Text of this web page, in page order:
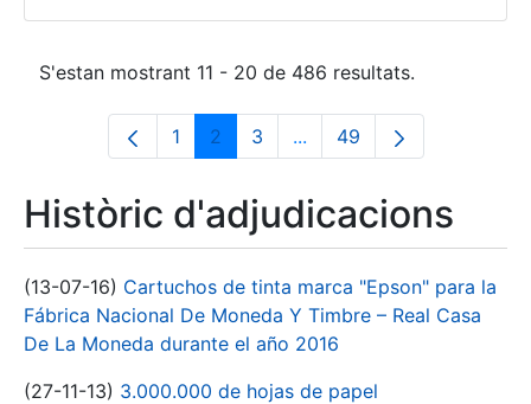
S'estan mostrant 11 - 20 de 486 resultats.
Pàgina
1 Pàgina
2 Pàgina
3 ...Pàgines intermèdies
Pàgina
49
Històric d'adjudicacions
(13-07-16) Cartuchos de tinta marca "Epson" para la
Fábrica Nacional De Moneda Y Timbre – Real Casa
De La Moneda durante el año 2016
(27-11-13) 3.000.000 de hojas de papel